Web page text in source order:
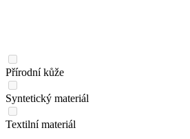
Přírodní kůže
Syntetický materiál
Textilní materiál